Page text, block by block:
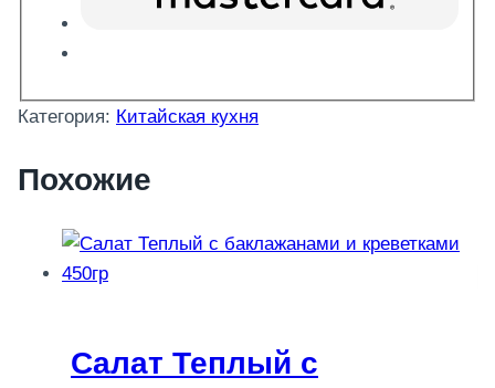
Категория: Китайская кухня
Похожие
Салат Теплый с